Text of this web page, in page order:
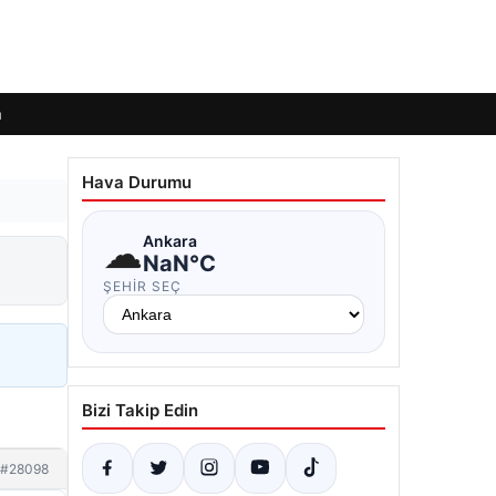
#28098
Hava Durumu
☁Ankara
NaN°C
ŞEHIR SEÇ
Bizi Takip Edin